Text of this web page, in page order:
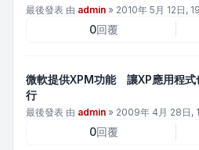
最後發表 由 admin » 2010年 5月 12日,
0回覆
微軟提供XPM功能 讓XP應用程
行
最後發表 由 admin » 2009年 4月 28日,
0回覆